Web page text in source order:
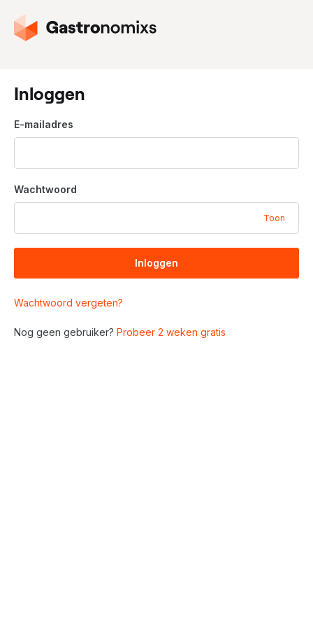
G
a
a
r
d
e
o
m
e
a
g
n
a
Inloggen
E-mailadres
Wachtwoord
Toon
Inloggen
Wachtwoord vergeten?
Nog geen gebruiker? Probeer 2 weken gratis